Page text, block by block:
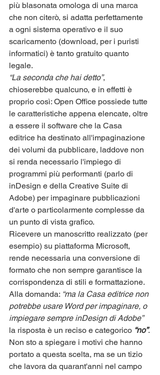
più blasonata omologa di una marca
che non citerò, si adatta perfettamente
a ogni sistema operativo e il suo
scaricamento (download, per i puristi
informatici) è tanto gratuito quanto
legale.
“La seconda che hai detto”,
chioserebbe qualcuno, e in effetti è
proprio così: Open Office possiede tutte
le caratteristiche appena elencate, oltre
a essere il software che la Casa
editrice ha destinato all'impaginazione
dei volumi da pubblicare, laddove non
si renda necessario l'impiego di
programmi più performanti (parlo di
inDesign e della Creative Suite di
Adobe) per impaginare pubblicazioni
d'arte o particolarmente complesse da
un punto di vista grafico.
Ricevere un manoscritto realizzato (per
esempio) su piattaforma Microsoft,
rende necessaria una conversione di
formato che non sempre garantisce la
corrispondenza di stili e formattazione.
Alla domanda: “ma la Casa editrice non
potrebbe usare Word per impaginare, o
impiegare sempre inDesign di Adobe”
la risposta è un reciso e categorico “no”.
Non sto a spiegare i motivi che hanno
portato a questa scelta, ma se un tizio
che lavora da quarant'anni nel campo